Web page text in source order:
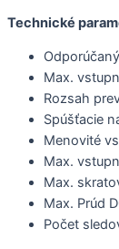
Technické
Max.
Rozsah
Spúšťacie
Menovité
Max.
Max.
Max. Prúd
Počet